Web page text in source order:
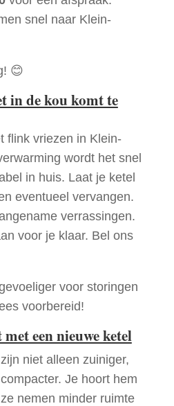
snel naar Klein-
😊
in de kou komt te
flink vriezen in Klein-
wordt het snel
in huis. Laat je ketel
eventueel vervangen.
verrassingen.
voor je klaar. Bel ons
voor storingen
voorbereid!
een nieuwe ketel
niet alleen zuiniger,
Je hoort hem
nemen minder ruimte